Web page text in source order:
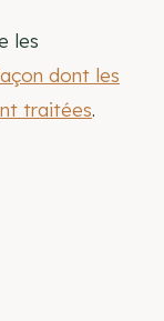
les
dont les
traitées.